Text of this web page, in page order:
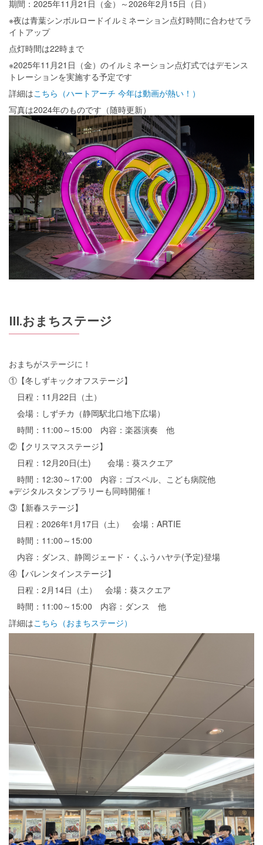
期間：2025年11月21日（金）～2026年2月15日（日）
※夜は青葉シンボルロードイルミネーション点灯時間に合わせてラ
イトアップ
点灯時間は22時まで
※2025年11月21日（金）のイルミネーション点灯式ではデモンス
トレーションを実施する予定です
詳細はこちら（ハートアーチ 今年は動画が熱い！ ）
写真は2024年のものです（随時更新）
Ⅲ.おまちステージ
おまちがステージに！
①【冬しずキックオフステージ】
日程：11月22日（土）
会場：しずチカ（静岡駅北口地下広場）
時間：11:00～15:00 内容：楽器演奏 他
②【クリスマスステージ】
日程：12月20日(土) 会場：葵スクエア
時間：12:30～17:00 内容：ゴスペル、こども病院他
※デジタルスタンプラリーも同時開催！
③【新春ステージ】
日程：2026年1月17日（土） 会場：ARTIE
時間：11:00～15:00
内容：ダンス、静岡ジェード・くふうハヤテ(予定)登場
④【バレンタインステージ】
日程：2月14日（土） 会場：葵スクエア
時間：11:00～15:00 内容：ダンス 他
詳細はこちら（おまちステージ）